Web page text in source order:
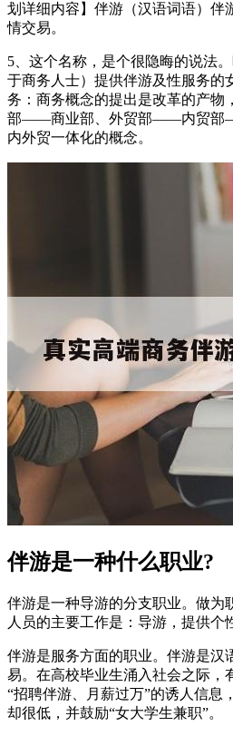
划详细内容】伴游（汉语词语）伴
情交易。
5、这个名称，是个很隐晦的说法
于商务人士）提供伴游及性服务的
务：商务概念的提出是改革的产物
部——商业部、外贸部——内贸
内外贸一体化的概念。
伴游是一种什么职业?
伴游是一种导游的分支职业。做为
人员的主要工作是：导游，提供个
伴游是服务方面的职业。伴游是汉
易。在高校毕业生涌入社会之际，
“招聘伴游、月薪过万”的诱人信息
却很低，并鼓励“女大学生兼职”。